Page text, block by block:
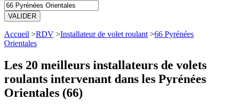
VALIDER
Accueil >RDV >Installateur de volet roulant >66 Pyrénées
Orientales
Les 20 meilleurs installateurs de volets
roulants intervenant dans les Pyrénées
Orientales (66)